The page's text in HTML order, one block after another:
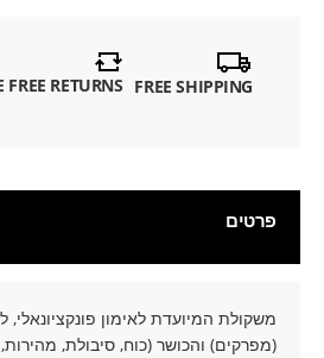
FREE SHIPPING
FREE RETURNS
פרטים
משקולת המיועדת לאימון פונקציונאלי,
(מפרקים) והכושר (כוח, סיבולת,